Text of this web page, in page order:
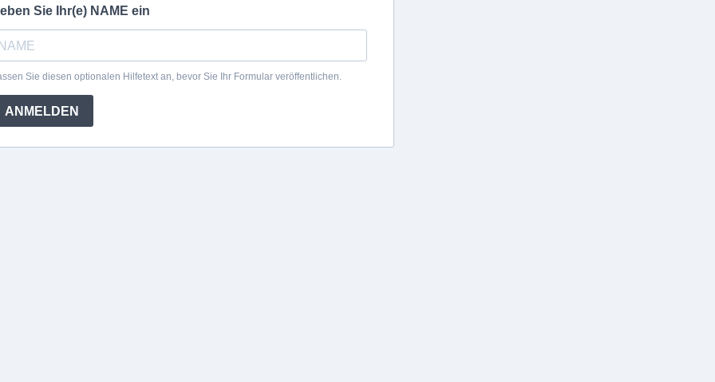
Sie Ihr(e) NAME ein
Sie diesen optionalen Hilfetext an, bevor Sie Ihr Formular veröffentlichen.
ANMELDEN